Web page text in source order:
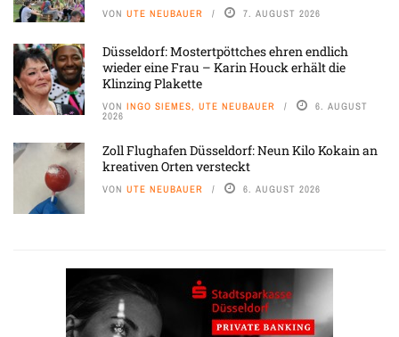
VON UTE NEUBAUER 7. AUGUST 2026
Düsseldorf: Mostertpöttches ehren endlich
wieder eine Frau – Karin Houck erhält die
Klinzing Plakette
VON INGO SIEMES, UTE NEUBAUER 6. AUGUST
2026
Zoll Flughafen Düsseldorf: Neun Kilo Kokain an
kreativen Orten versteckt
VON UTE NEUBAUER 6. AUGUST 2026